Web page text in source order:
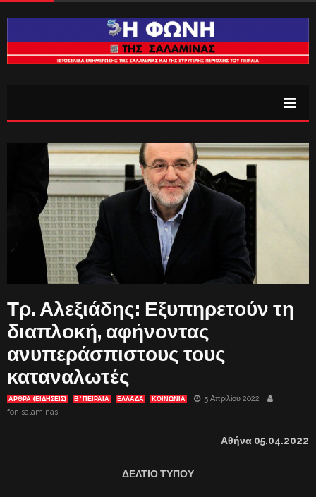
Τρ. Αλεξιάδης: Εξυπηρετούν τη
διαπλοκή, αφήνοντας
ανυπεράσπιστους τους
καταναλωτές
ΑΡΘΡΑ (ΕΙΔΗΣΕΙΣ) Β' ΠΕΙΡΑΙΑ ΕΛΛΑΔΑ ΚΟΙΝΩΝΙΑ
5 Απριλίου 2022
fonisalaminas
Αθήνα 05.04.2022
ΔΕΛΤΙΟ ΤΥΠΟΥ